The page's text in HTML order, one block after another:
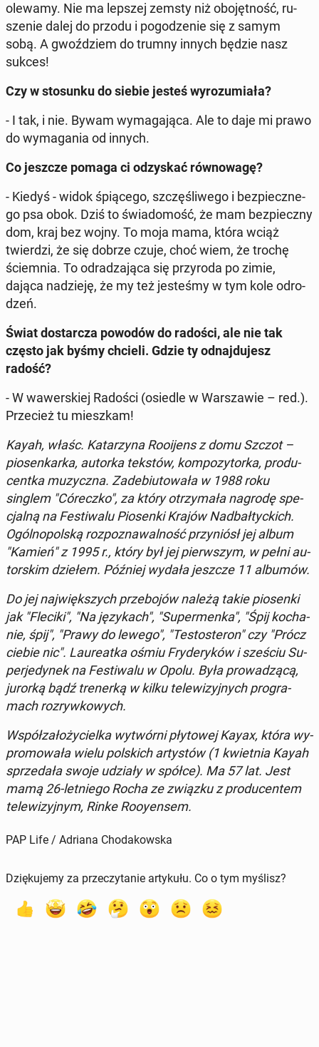
olewamy. Nie ma lepszej zemsty niż obo­jęt­ność, ru­
sze­nie dalej do przodu i po­go­dze­nie się z samym
sobą. A gwoź­dziem do trumny innych będzie nasz
sukces!
Czy w sto­sun­ku do siebie jesteś wy­ro­zu­mia­ła?
- I tak, i nie. Bywam wy­ma­ga­ją­ca. Ale to daje mi prawo
do wy­ma­ga­nia od innych.
Co jeszcze pomaga ci od­zy­skać rów­no­wa­gę?
- Kiedyś - widok śpią­ce­go, szczę­śli­we­go i bez­piecz­ne­
go psa obok. Dziś to świa­do­mość, że mam bez­piecz­ny
dom, kraj bez wojny. To moja mama, która wciąż
twier­dzi, że się dobrze czuje, choć wiem, że trochę
ściem­nia. To od­ra­dza­ją­ca się przy­ro­da po zimie,
dająca na­dzie­ję, że my też je­ste­śmy w tym kole od­ro­
dzeń.
Świat do­star­cza powodów do radości, ale nie tak
często jak byśmy chcieli. Gdzie ty od­naj­du­jesz
radość?
- W wa­wer­skiej Radości (osiedle w War­sza­wie – red.).
Prze­cież tu miesz­kam!
Kayah, właśc. Ka­ta­rzy­na Ro­oijens z domu Szczot –
pio­sen­kar­ka, autorka tekstów, kom­po­zy­tor­ka, pro­du­
cent­ka mu­zycz­na. Za­de­biu­to­wa­ła w 1988 roku
singlem "Có­recz­ko", za który otrzy­ma­ła nagrodę spe­
cjal­ną na Fe­sti­wa­lu Pio­sen­ki Krajów Nad­bał­tyc­kich.
Ogól­no­pol­ską roz­po­zna­wal­ność przy­niósł jej album
"Kamień" z 1995 r., który był jej pierw­szym, w pełni au­
tor­skim dziełem. Później wydała jeszcze 11 albumów.
Do jej naj­więk­szych prze­bo­jów należą takie pio­sen­ki
jak "Fleciki", "Na ję­zy­kach", "Su­per­men­ka", "Śpij ko­cha­
nie, śpij", "Prawy do lewego", "Te­sto­ste­ron" czy "Prócz
ciebie nic". Lau­re­at­ka ośmiu Fry­de­ry­ków i sześciu Su­
per­je­dy­nek na Fe­sti­wa­lu w Opolu. Była pro­wa­dzą­cą,
jurorką bądź tre­ner­ką w kilku te­le­wi­zyj­nych pro­gra­
mach roz­ryw­ko­wych.
Współ­za­ło­ży­ciel­ka wy­twór­ni pły­to­wej Kayax, która wy­
pro­mo­wa­ła wielu pol­skich ar­ty­stów (1 kwiet­nia Kayah
sprze­da­ła swoje udziały w spółce). Ma 57 lat. Jest
mamą 26-let­nie­go Rocha ze związku z pro­du­cen­tem
te­le­wi­zyj­nym, Rinke Ro­oy­en­sem.
PAP Life / Adriana Chodakowska
Dziękujemy za przeczytanie artykułu. Co o tym myślisz?